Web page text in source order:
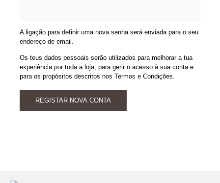
A ligação para definir uma nova senha será enviada para o seu
endereço de email.
Os teus dados pessoais serão utilizados para melhorar a tua
experiência por toda a loja, para gerir o acesso à sua conta e
para os propósitos descritos nos Termos e Condições.
REGISTAR NOVA CONTA